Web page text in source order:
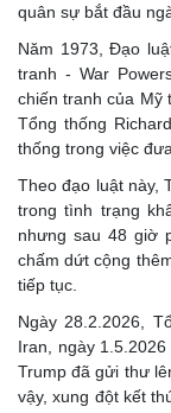
quân sự bắt đầu
Năm 1973, Đạo
tranh - War
chiến tranh của Mỹ
Tổng thống
thống trong việc
Theo đạo luật này,
trong tình trạng
nhưng sau 48 giờ
chấm dứt cộng
tiếp tục.
Ngày 28.2.2026,
Iran, ngày
Trump đã gửi thư
vậy, xung đột kết